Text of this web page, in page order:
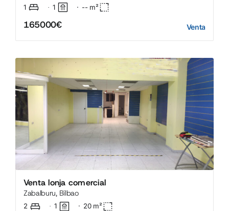
1 · 1 · -- m²
165000€ Venta
Venta lonja comercial
Zabalburu, Bilbao
2 · 1 · 20 m²